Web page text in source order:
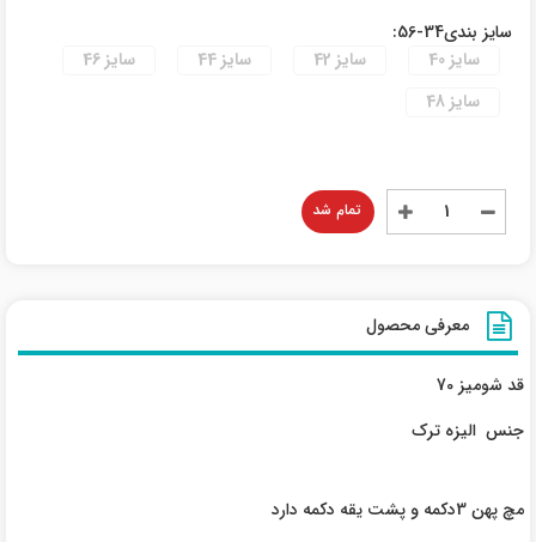
سایز بندی34-56:
سایز 40
سایز 42 سایز 44
سایز 46
سایز 48
تمام شد
معرفی محصول
قد شومیز 70
جنس الیزه ترک
مچ پهن 3دکمه و پشت یقه دکمه دارد